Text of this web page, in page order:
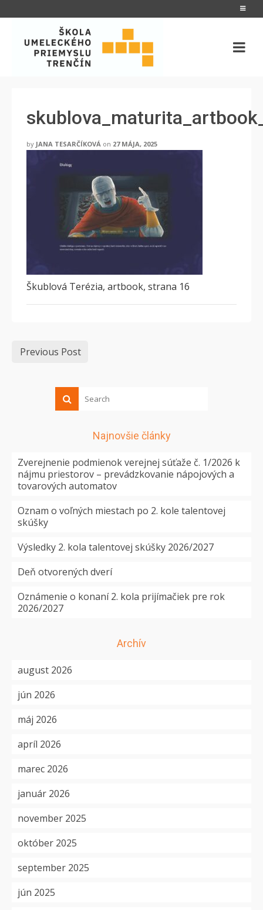
by JANA TESARČÍKOVÁ on 27 MÁJA, 2025
Škublová Terézia, artbook, strana 16
Previous Post
Najnovšie články
Zverejnenie podmienok verejnej súťaže č. 1/2026 k
nájmu priestorov – prevádzkovanie nápojových a
tovarových automatov
Oznam o voľných miestach po 2. kole talentovej
skúšky
Výsledky 2. kola talentovej skúšky 2026/2027
Deň otvorených dverí
Oznámenie o konaní 2. kola prijímačiek pre rok
2026/2027
Archív
august 2026
jún 2026
máj 2026
apríl 2026
marec 2026
január 2026
november 2025
október 2025
september 2025
jún 2025